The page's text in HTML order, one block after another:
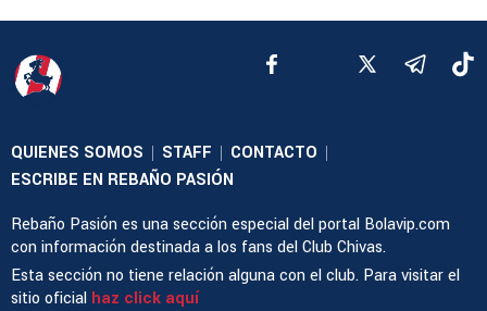
QUIENES SOMOS | STAFF | CONTACTO |
ESCRIBE EN REBAÑO PASIÓN
Rebaño Pasión es una sección especial del portal Bolavip.com
con información destinada a los fans del Club Chivas.
Esta sección no tiene relación alguna con el club. Para visitar el
sitio oficial haz click aquí